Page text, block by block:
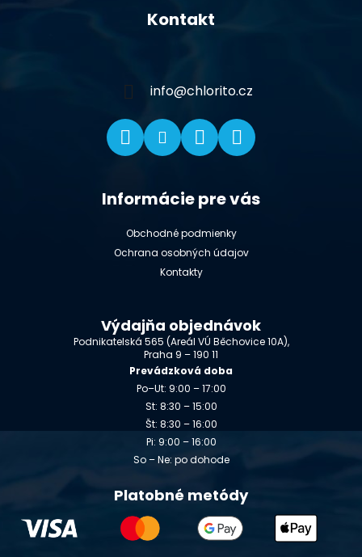
Kontakt
info@chlorito.cz
Informácie pre vás
Obchodné podmienky
Ochrana osobných údajov
Kontakty
Výdajňa objednávok
Podnikatelská 565 (Areál VÚ Běchovice 10A),
Praha 9 – 190 11
Prevádzková doba
Po–Ut: 9:00 – 17:00
St: 8:30 – 15:00
Št: 8:30 – 16:00
Pi: 9:00 – 16:00
So – Ne: po dohode
Platobné metódy